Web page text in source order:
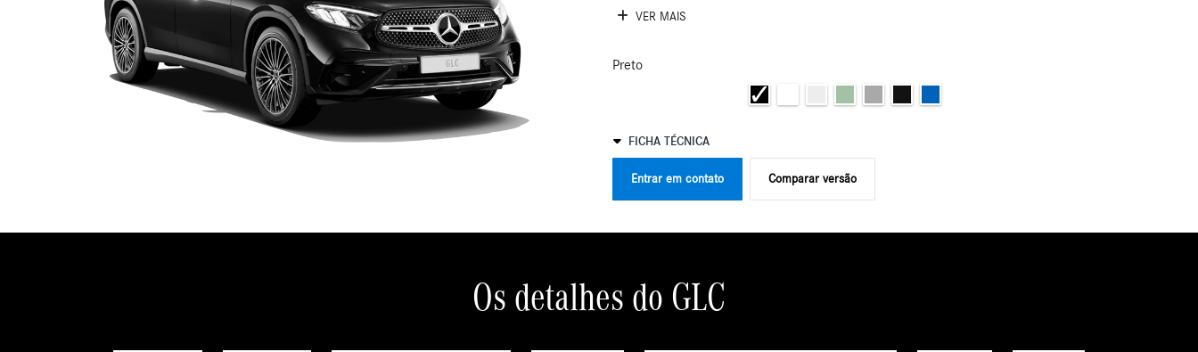
VER MAIS
Preto
FICHA TÉCNICA
Entrar em contato Comparar versão
Os detalhes do GLC